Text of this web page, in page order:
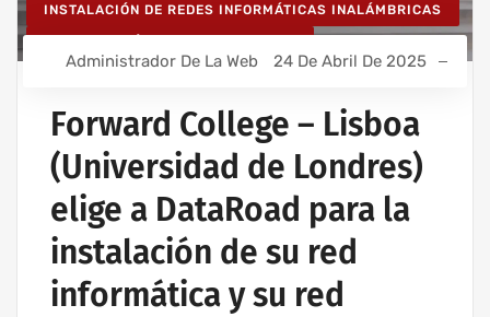
INSTALACIÓN DE REDES INFORMÁTICAS INALÁMBRICAS
Administrador De La Web 24 De Abril De 2025
Forward College – Lisboa
(Universidad de Londres)
elige a DataRoad para la
instalación de su red
informática y su red